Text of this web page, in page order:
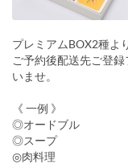
プレミアムBOX2種よ
ご予約後配送先ご登
いませ。
《 一例 》
◎オードブル
◎スープ
◎肉料理